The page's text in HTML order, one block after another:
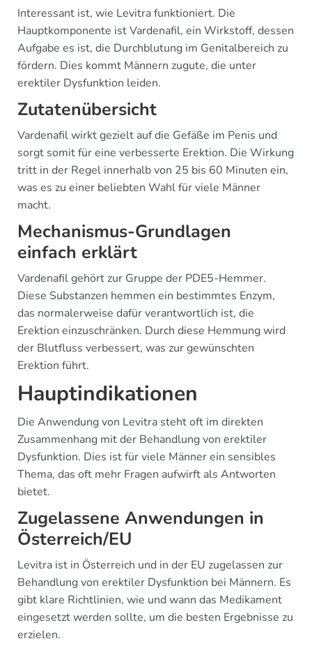
Interessant ist, wie Levitra funktioniert. Die
Hauptkomponente ist Vardenafil, ein Wirkstoff, dessen
Aufgabe es ist, die Durchblutung im Genitalbereich zu
fördern. Dies kommt Männern zugute, die unter
erektiler Dysfunktion leiden.
Zutatenübersicht
Vardenafil wirkt gezielt auf die Gefäße im Penis und
sorgt somit für eine verbesserte Erektion. Die Wirkung
tritt in der Regel innerhalb von 25 bis 60 Minuten ein,
was es zu einer beliebten Wahl für viele Männer
macht.
Mechanismus-Grundlagen
einfach erklärt
Vardenafil gehört zur Gruppe der PDE5-Hemmer.
Diese Substanzen hemmen ein bestimmtes Enzym,
das normalerweise dafür verantwortlich ist, die
Erektion einzuschränken. Durch diese Hemmung wird
der Blutfluss verbessert, was zur gewünschten
Erektion führt.
Hauptindikationen
Die Anwendung von Levitra steht oft im direkten
Zusammenhang mit der Behandlung von erektiler
Dysfunktion. Dies ist für viele Männer ein sensibles
Thema, das oft mehr Fragen aufwirft als Antworten
bietet.
Zugelassene Anwendungen in
Österreich/EU
Levitra ist in Österreich und in der EU zugelassen zur
Behandlung von erektiler Dysfunktion bei Männern. Es
gibt klare Richtlinien, wie und wann das Medikament
eingesetzt werden sollte, um die besten Ergebnisse zu
erzielen.